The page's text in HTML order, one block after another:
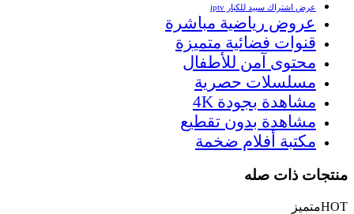
عرض اشتراك سبيد للكبار iptv
عروض رياضية مباشرة
قنوات فضائية متميزة
محتوى آمن للأطفال
مسلسلات حصرية
مشاهدة بجودة 4K
مشاهدة بدون تقطيع
مكتبة أفلام ضخمة
منتجات ذات صله
HOTمتميز